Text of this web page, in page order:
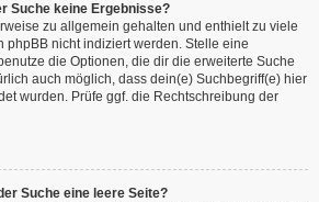
Suche keine Ergebnisse?
zu allgemein gehalten und enthielt zu viele
phpBB nicht indiziert werden. Stelle eine
die Optionen, die dir die erweiterte Suche
auch möglich, dass dein(e) Suchbegriff(e) hier
wurden. Prüfe ggf. die Rechtschreibung der
Suche eine leere Seite?